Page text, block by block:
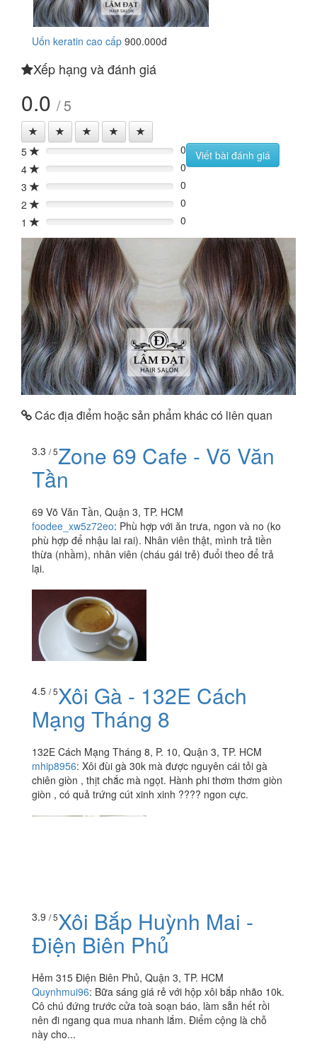
Uốn keratin cao cấp 900.000đ
Xếp hạng và đánh giá
0.0 / 5
5 0%
0
4
0%
0
3
0%
0
2
0%
0
1
0% 0
Viết bài đánh giá
Các địa điểm hoặc sản phẩm khác có liên quan
3.3 / 5Zone 69 Cafe - Võ Văn
Tần
69 Võ Văn Tần, Quận 3, TP. HCM
foodee_xw5z72eo: Phù hợp với ăn trưa, ngon và no (ko
phù hợp để nhậu lai rai). Nhân viên thật, mình trả tiền
thừa (nhầm), nhân viên (cháu gái trẻ) đuổi theo để trả
lại.
4.5 / 5Xôi Gà - 132E Cách
Mạng Tháng 8
132E Cách Mạng Tháng 8, P. 10, Quận 3, TP. HCM
mhip8956: Xôi đùi gà 30k mà được nguyên cái tỏi gà
chiên giòn , thịt chắc mà ngọt. Hành phi thơm thơm giòn
giòn , có quả trứng cút xinh xinh ???? ngon cực.
3.9 / 5Xôi Bắp Huỳnh Mai -
Điện Biên Phủ
Hẻm 315 Điện Biên Phủ, Quận 3, TP. HCM
Quynhmui96: Bữa sáng giá rẻ với hộp xôi bắp nhão 10k.
Cô chú đứng trước cửa toà soạn báo, làm sẵn hết rồi
nên đi ngang qua mua nhanh lắm. Điểm cộng là chỗ
này cho...